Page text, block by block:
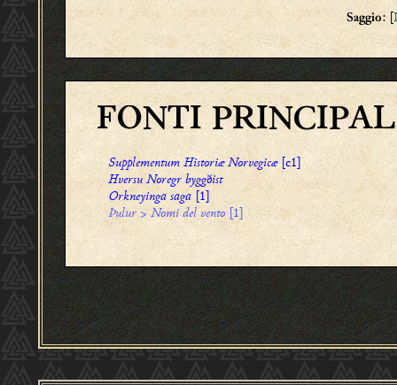
Saggio: [
FONTI
Supplementum Historiæ Norvegicæ[c1]
Hversu Noregr byggðist
Orkneyinga saga [1]
Þulur > Nomi del vento [1]